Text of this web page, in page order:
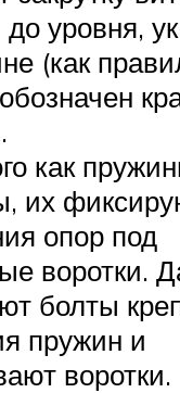
уровня,
(как
как
их
опор под
воротки.
болты
пружин и
воротки.